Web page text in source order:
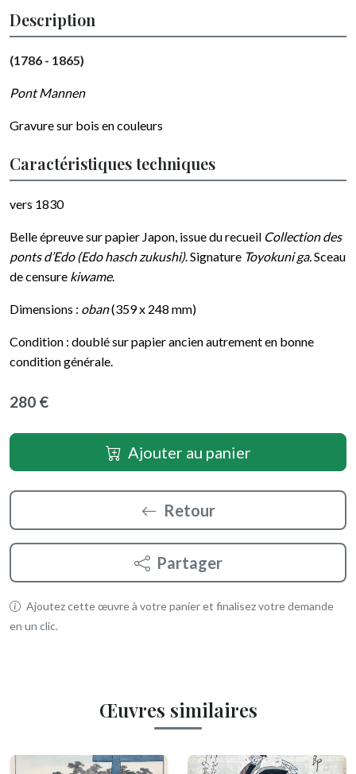
Description
(1786 - 1865)
Pont Mannen
Gravure sur bois en couleurs
Caractéristiques techniques
vers 1830
Belle épreuve sur papier Japon, issue du recueil Collection des
ponts d’Edo (Edo hasch zukushi). Signature Toyokuni ga.Sceau
de censure kiwame.
Dimensions : oban(359 x 248 mm)
Condition : doublé sur papier ancien autrement en bonne
condition générale.
280 €
Ajouter au panier
Retour
Partager
Ajoutez cette œuvre à votre panier et finalisez votre demande
en un clic.
Œuvres similaires